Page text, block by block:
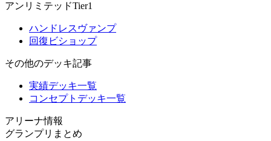
アンリミテッドTier1
ハンドレスヴァンプ
回復ビショップ
その他のデッキ記事
実績デッキ一覧
コンセプトデッキ一覧
アリーナ情報
グランプリまとめ